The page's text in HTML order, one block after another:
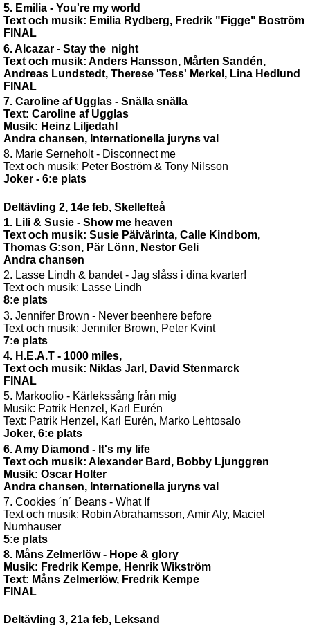
5. Emilia - You're my world
Text och musik: Emilia Rydberg, Fredrik "Figge" Boström
FINAL
6. Alcazar - Stay the night
Text och musik: Anders Hansson, Mårten Sandén,
Andreas Lundstedt, Therese 'Tess' Merkel, Lina Hedlund
FINAL
7. Caroline af Ugglas - Snälla snälla
Text: Caroline af Ugglas
Musik: Heinz Liljedahl
Andra chansen, Internationella juryns val
8. Marie Serneholt - Disconnect me
Text och musik: Peter Boström & Tony Nilsson
Joker - 6:e plats
Deltävling 2, 14e feb, Skellefteå
1. Lili & Susie - Show me heaven
Text och musik: Susie Päivärinta, Calle Kindbom,
Thomas G:son, Pär Lönn, Nestor Geli
Andra chansen
2. Lasse Lindh & bandet - Jag slåss i dina kvarter!
Text och musik: Lasse Lindh
8:e plats
3. Jennifer Brown - Never beenhere before
Text och musik: Jennifer Brown, Peter Kvint
7:e plats
4. H.E.A.T - 1000 miles,
Text och musik: Niklas Jarl, David Stenmarck
FINAL
5. Markoolio - Kärlekssång från mig
Musik: Patrik Henzel, Karl Eurén
Text: Patrik Henzel, Karl Eurén, Marko Lehtosalo
Joker, 6:e plats
6. Amy Diamond - It's my life
Text och musik: Alexander Bard, Bobby Ljunggren
Musik: Oscar Holter
Andra chansen, Internationella juryns val
7. Cookies ´n´ Beans - What If
Text och musik: Robin Abrahamsson, Amir Aly, Maciel
Numhauser
5:e plats
8. Måns Zelmerlöw - Hope & glory
Musik: Fredrik Kempe, Henrik Wikström
Text: Måns Zelmerlöw, Fredrik Kempe
FINAL
Deltävling 3, 21a feb, Leksand